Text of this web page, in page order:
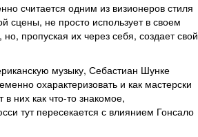
считается одним из визионеров стиля
сцены, не просто использует в своем
пропуская их через себя, создает свой
музыку, Себастиан Шунке
охарактеризовать и как мастерски
них как что-то знакомое,
тут пересекается с влиянием Гонсало